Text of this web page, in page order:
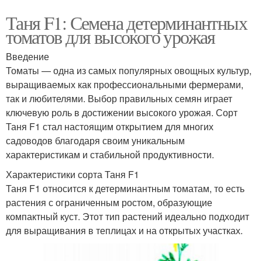
Таня F1: Семена детерминантных
томатов для высокого урожая
Введение
Томаты — одна из самых популярных овощных культур,
выращиваемых как профессиональными фермерами,
так и любителями. Выбор правильных семян играет
ключевую роль в достижении высокого урожая. Сорт
Таня F1 стал настоящим открытием для многих
садоводов благодаря своим уникальным
характеристикам и стабильной продуктивности.
Характеристики сорта Таня F1
Таня F1 относится к детерминантным томатам, то есть
растения с ограниченным ростом, образующие
компактный куст. Этот тип растений идеально подходит
для выращивания в теплицах и на открытых участках.